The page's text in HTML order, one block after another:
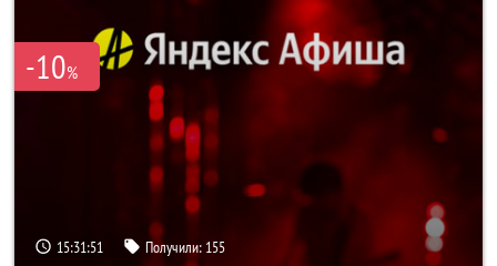
-10%
15:31:51 Получили: 155